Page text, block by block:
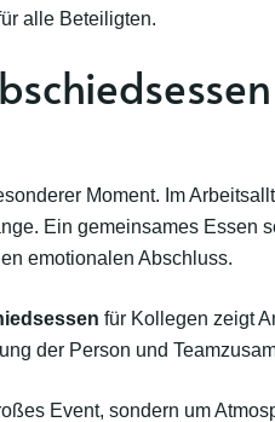
alle Beteiligten.
Moment. Im
Ein gemeinsames Essen
emotionalen Abschluss.
für Kollegen zeigt
der Person und
Event, sondern um